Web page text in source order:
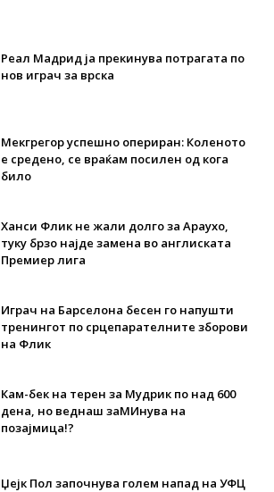
Реал Мадрид ја прекинува потрагата по
нов играч за врска
Мекгрегор успешно опериран: Коленото
е средено, се враќам посилен од кога
било
Ханси Флик не жали долго за Араухо,
туку брзо најде замена во англиската
Премиер лига
Играч на Барселона бесен го напушти
тренингот по срцепарателните зборови
на Флик
Кам-бек на терен за Мудрик по над 600
дена, но веднаш заМИнува на
позајмица!?
Џејк Пол започнува голем напад на УФЦ